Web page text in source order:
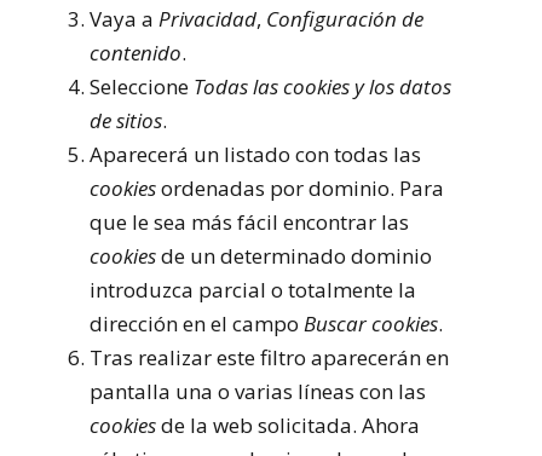
Vaya a Privacidad, Configuración de
contenido.
Seleccione Todas lascookiesy los datos
de sitios.
Aparecerá un listado con todas las
cookiesordenadas por dominio. Para
que le sea más fácil encontrar las
cookiesde un determinado dominio
introduzca parcial o totalmente la
dirección en el campo Buscar cookies.
Tras realizar este filtro aparecerán en
pantalla una o varias líneas con las
cookiesde la web solicitada. Ahora